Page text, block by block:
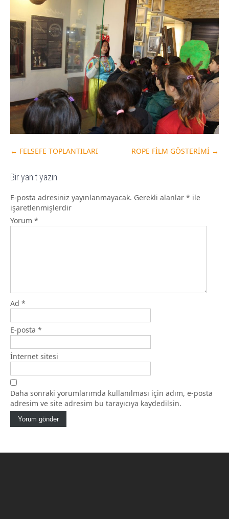
← FELSEFE TOPLANTILARI ROPE FİLM GÖSTERİMİ →
Bir yanıt yazın
E-posta adresiniz yayınlanmayacak. Gerekli alanlar * ile
işaretlenmişlerdir
Yorum *
Ad *
E-posta *
İnternet sitesi
Daha sonraki yorumlarımda kullanılması için adım, e-posta
adresim ve site adresim bu tarayıcıya kaydedilsin.